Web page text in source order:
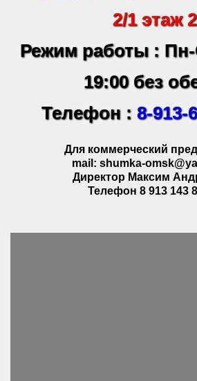
2/1 этаж 2
Режим работы : Пн-
19:00 без
Телефон : 8-913-
Для коммерческий
mail: shumka-
Директор Максим
Телефон 8 913 143